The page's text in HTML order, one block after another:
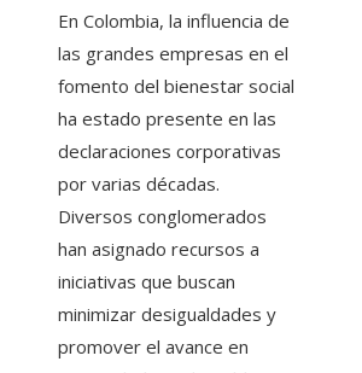
En Colombia, la influencia de
las grandes empresas en el
fomento del bienestar social
ha estado presente en las
declaraciones corporativas
por varias décadas.
Diversos conglomerados
han asignado recursos a
iniciativas que buscan
minimizar desigualdades y
promover el avance en